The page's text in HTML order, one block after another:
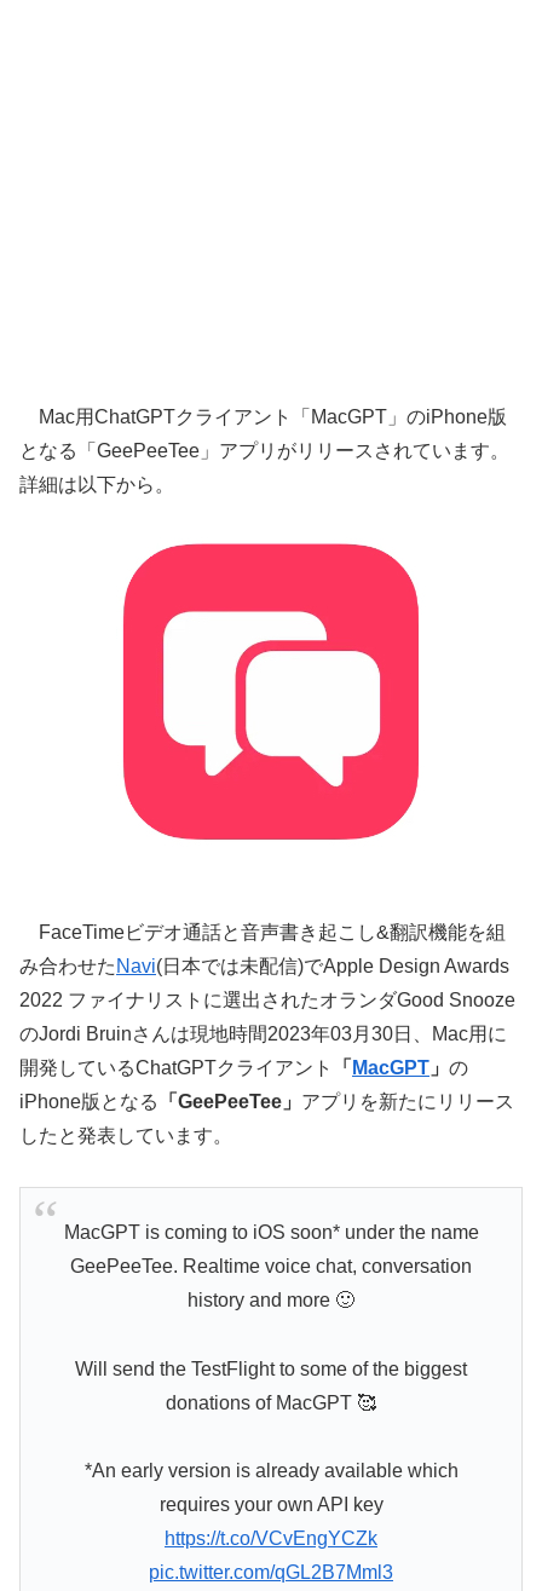
Mac用ChatGPTクライアント「MacGPT」のiPhone版
となる「GeePeeTee」アプリがリリースされています。
詳細は以下から。
FaceTimeビデオ通話と音声書き起こし&翻訳機能を組
み合わせた Navi(日本では未配信)でApple Design Awards
2022 ファイナリストに選出されたオランダGood Snooze
のJordi Bruinさんは現地時間2023年03月30日、Mac用に
開発しているChatGPTクライアント
「 MacGPT 」 の
iPhone版となる
「GeePeeTee」 アプリを新たにリリース
したと発表しています。
MacGPT is coming to iOS soon* under the name
GeePeeTee. Realtime voice chat, conversation
history and more 🙂
Will send the TestFlight to some of the biggest
donations of MacGPT 🥰
*An early version is already available which
requires your own API key
https://t.co/VCvEngYCZk
pic.twitter.com/qGL2B7Mml3